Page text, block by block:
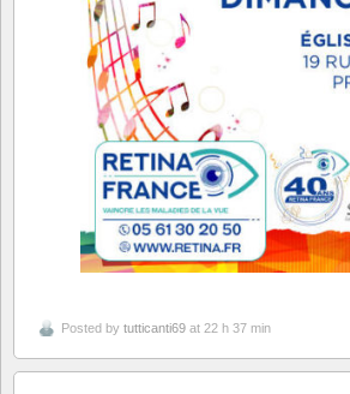
Posted by tutticanti69 at 22 h 37 min